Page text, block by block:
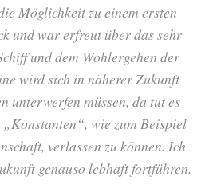
Möglichkeit zu einem ersten
und war erfreut über das sehr
und dem Wohlergehen der
wird sich in näherer Zukunft
unterwerfen müssen, da tut es
„Konstanten“, wie zum Beispiel
verlassen zu können. Ich
genauso lebhaft fortführen.